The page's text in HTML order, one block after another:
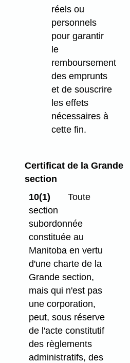
réels ou
personnels
pour garantir
le
remboursement
des emprunts
et de souscrire
les effets
nécessaires à
cette fin.
Certificat de la Grande
section
10(1)
Toute
section
subordonnée
constituée au
Manitoba en vertu
d'une charte de la
Grande section,
mais qui n'est pas
une corporation,
peut, sous réserve
de l'acte constitutif
des règlements
administratifs, des